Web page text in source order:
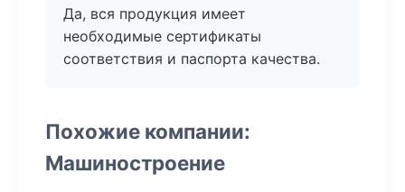
Да, вся продукция имеет
необходимые сертификаты
соответствия и паспорта качества.
Похожие компании:
Машиностроение